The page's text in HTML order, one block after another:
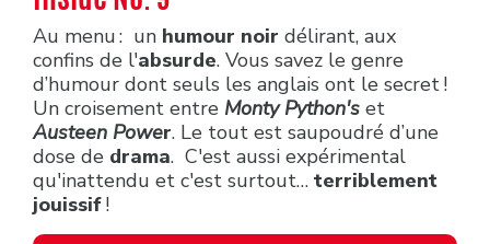
Au menu : un humour noir délirant, aux
confins de l'absurde. Vous savez le genre
d’humour dont seuls les anglais ont le secret !
Un croisement entre Monty Python's et
Austeen Power. Le tout est saupoudré d’une
dose de drama. C'est aussi expérimental
qu'inattendu et c'est surtout… terriblement
jouissif!